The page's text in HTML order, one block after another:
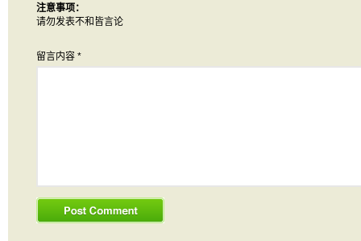
注意事项：
请勿发表不和皆言论
留言内容 *